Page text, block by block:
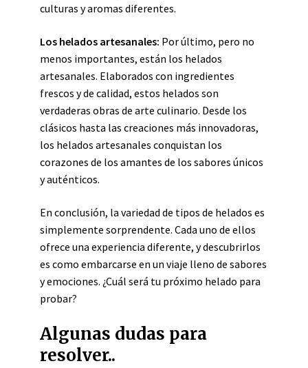
culturas y aromas diferentes.
Los helados artesanales: Por último, pero no
menos importantes, están los helados
artesanales. Elaborados con ingredientes
frescos y de calidad, estos helados son
verdaderas obras de arte culinario. Desde los
clásicos hasta las creaciones más innovadoras,
los helados artesanales conquistan los
corazones de los amantes de los sabores únicos
y auténticos.
En conclusión, la variedad de tipos de helados es
simplemente sorprendente. Cada uno de ellos
ofrece una experiencia diferente, y descubrirlos
es como embarcarse en un viaje lleno de sabores
y emociones. ¿Cuál será tu próximo helado para
probar?
Algunas dudas para
resolver..